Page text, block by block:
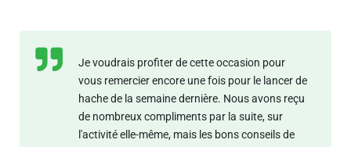
Je voudrais profiter de cette occasion pour
vous remercier encore une fois pour le lancer de
hache de la semaine dernière. Nous avons reçu
de nombreux compliments par la suite, sur
l'activité elle-même, mais les bons conseils de